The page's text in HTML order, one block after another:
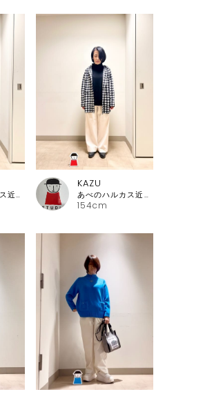
あべのハルカス近鉄本店 ピッコーネ
154cm
KAZU
あべのハルカス近鉄本店 ピッコーネ